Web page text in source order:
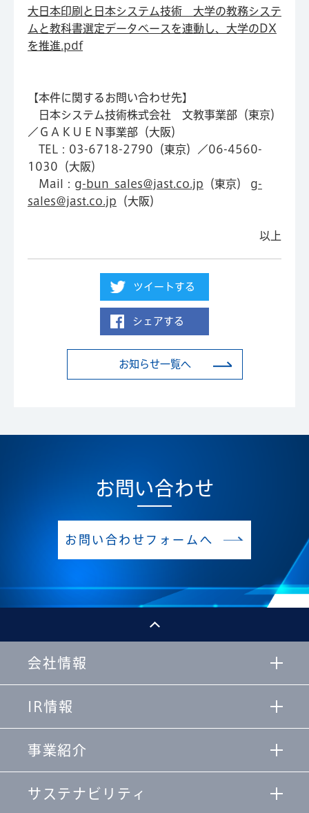
大日本印刷と日本システム技術 大学の教務システ
ムと教科書選定データベースを連動し、大学のDX
を推進.pdf
【本件に関するお問い合わせ先】
日本システム技術株式会社 文教事業部（東京）
／ＧＡＫＵＥＮ事業部（大阪）
TEL：03-6718-2790（東京）／06-4560-
1030（大阪）
Mail： g-bun_sales@jast.co.jp （東京） g-
sales@jast.co.jp （大阪）
以上
ツイートする
シェアする
お知らせ一覧へ
お問い合わせ
お問い合わせフォームへ
会社情報
IR情報
事業紹介
サステナビリティ